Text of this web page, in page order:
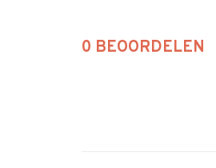
0 BEOORDELEN